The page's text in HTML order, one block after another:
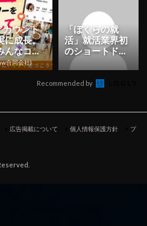
カウント
に成長。
んなココ
ます。
合同会社)
「ぼくらの就
活」就活業界初
のショートドラ
マシリーズを本
日より公開！ | Y
ESN...
Recommended by
広告掲載について 個人情報保護方針
プ